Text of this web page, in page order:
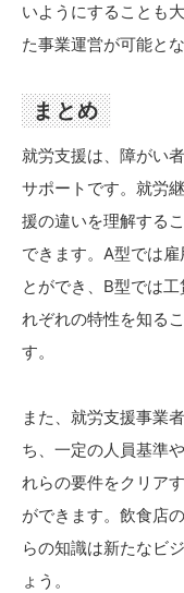
いようにすることも
た事業運営が可能とな
まとめ
就労支援は、障がい
サポートです。就労
援の違いを理解する
できます。A型では
とができ、B型では
れぞれの特性を知る
す。
また、就労支援事業
ち、一定の人員基準
れらの要件をクリア
ができます。飲食店
らの知識は新たなビ
ょう。